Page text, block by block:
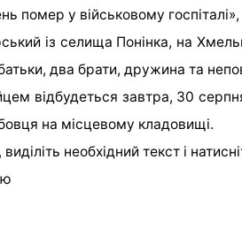
помер у військовому
із селища Понінка, на
два брати, дружина та
відбудеться завтра, 30
на місцевому кладовищі.
необхідний текст і